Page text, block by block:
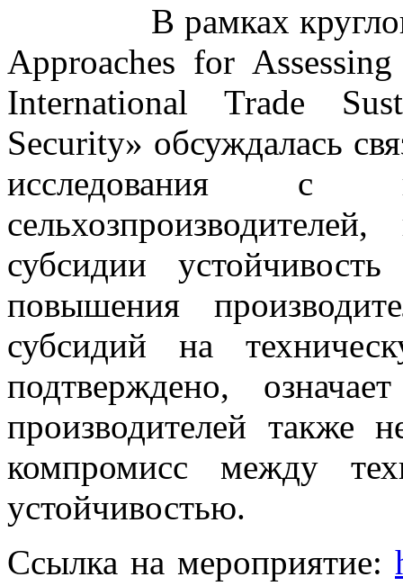
В рамках круглого
Approaches for
International Trade
Security» обсуждалась
исследования с
субсидии
повышения
субсидий на
подтверждено,
производителей также
компромисс между
устойчивостью.
Ссылка на мероприятие: